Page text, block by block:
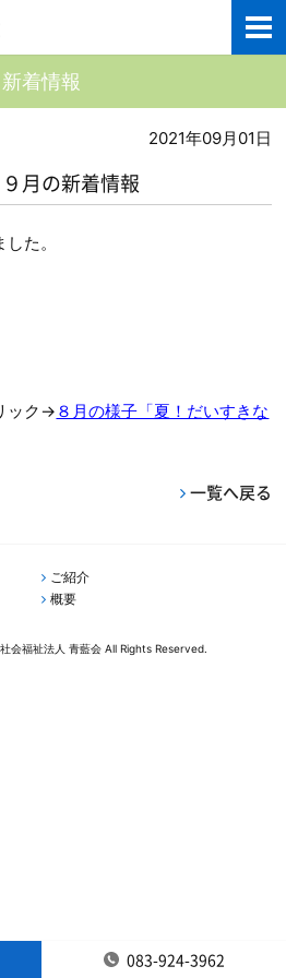
083-924-3962
新着情報
2021年09月01日
月の新着情報
た。
ック→ ８月の様子「夏！だいすきな
一覧へ戻る
ご紹介
概要
会福祉法人 青藍会 All Rights Reserved.